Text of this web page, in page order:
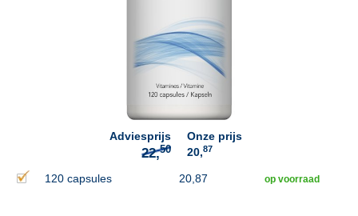
Adviesprijs
Onze prijs
20,87
120 capsules 20,87 op voorraad